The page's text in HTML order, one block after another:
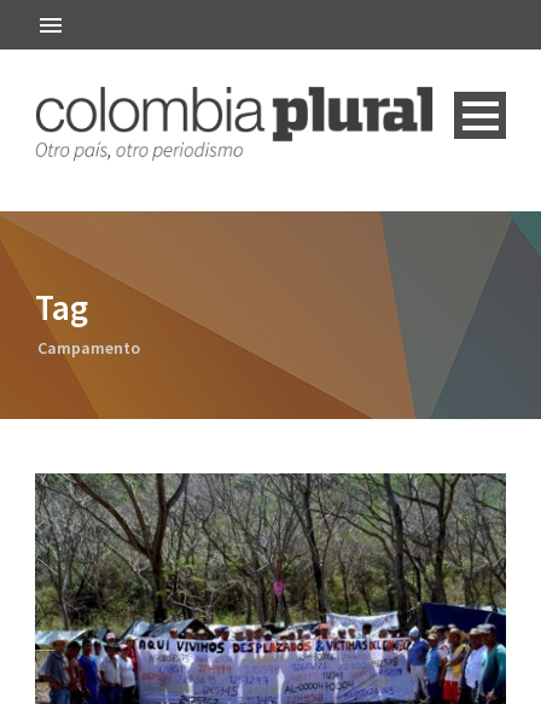
Tag
Campamento